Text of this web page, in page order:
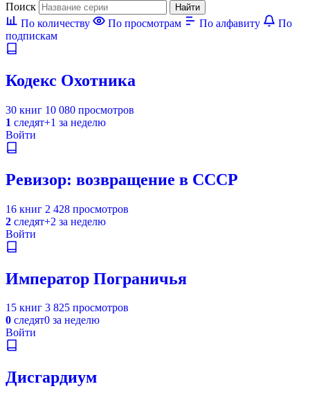
Поиск Найти
По количеству По просмотрам По алфавиту
По
подпискам
Кодекс Охотника
30 книг 10 080 просмотров
1 следят+1 за неделю
Войти
Ревизор: возвращение в СССР
16 книг 2 428 просмотров
2 следят+2 за неделю
Войти
Император Пограничья
15 книг 3 825 просмотров
0 следят0 за неделю
Войти
Дисгардиум